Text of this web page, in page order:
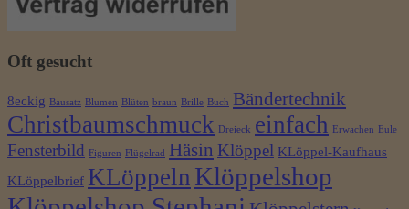
Oft gesucht
8eckig Bausatz Blumen Blüten braun Brille Buch Bändertechnik
Christbaumschmuck Dreieck einfach Erwachen Eule
Fensterbild Figuren Flügelrad Häsin Klöppel KLöppel-Kaufhaus
KLöppelbrief KLöppeln Klöppelshop